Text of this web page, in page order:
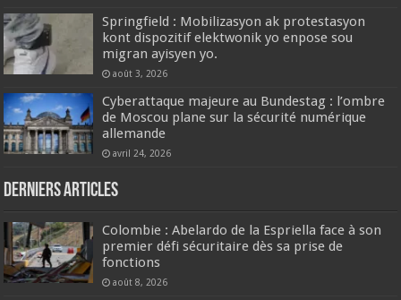
Springfield : Mobilizasyon ak protestasyon
kont dispozitif elektwonik yo enpose sou
migran ayisyen yo.
août 3, 2026
Cyberattaque majeure au Bundestag : l’ombre
de Moscou plane sur la sécurité numérique
allemande
avril 24, 2026
Derniers articles
Colombie : Abelardo de la Espriella face à son
premier défi sécuritaire dès sa prise de
fonctions
août 8, 2026